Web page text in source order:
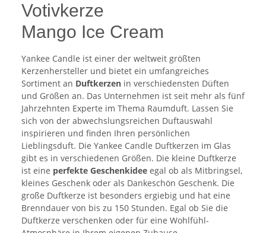
Votivkerze
Mango Ice Cream
Yankee Candle ist einer der weltweit größten
Kerzenhersteller und bietet ein umfangreiches
Sortiment an Duftkerzen in verschiedensten Düften
und Größen an. Das Unternehmen ist seit mehr als fünf
Jahrzehnten Experte im Thema Raumduft. Lassen Sie
sich von der abwechslungsreichen Duftauswahl
inspirieren und finden Ihren persönlichen
Lieblingsduft. Die Yankee Candle Duftkerzen im Glas
gibt es in verschiedenen Größen. Die kleine Duftkerze
ist eine perfekte Geschenkidee egal ob als Mitbringsel,
kleines Geschenk oder als Dankeschön Geschenk. Die
große Duftkerze ist besonders ergiebig und hat eine
Brenndauer von bis zu 150 Stunden. Egal ob Sie die
Duftkerze verschenken oder für eine Wohlfühl-